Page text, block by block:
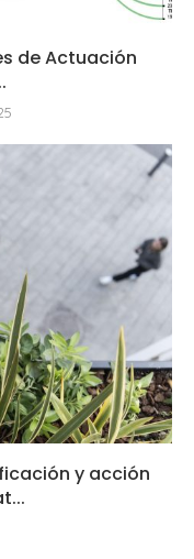
de Actuación
y acción